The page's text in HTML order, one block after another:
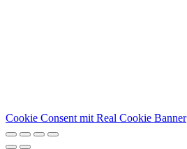
Cookie Consent mit Real Cookie Banner